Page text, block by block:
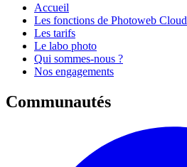
Accueil
Les fonctions de Photoweb Cloud
Les tarifs
Le labo photo
Qui sommes-nous ?
Nos engagements
Communautés